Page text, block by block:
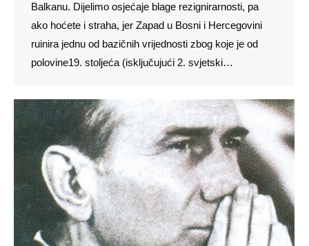
Balkanu. Dijelimo osjećaje blage rezignirarnosti, pa
ako hoćete i straha, jer Zapad u Bosni i Hercegovini
ruinira jednu od bazičnih vrijednosti zbog koje je od
polovine19. stoljeća (isključujući 2. svjetski…